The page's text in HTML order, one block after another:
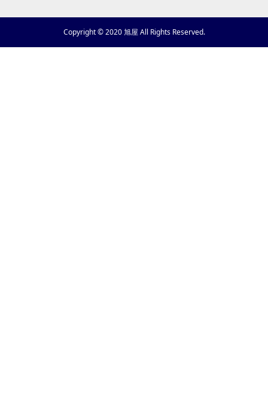
Copyright © 2020 旭屋 All Rights Reserved.